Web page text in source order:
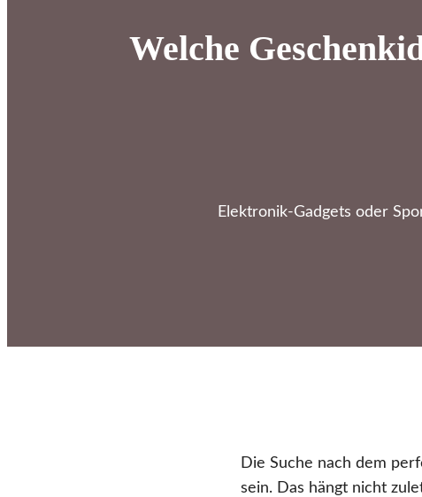
Welche
Elektronik-Gadgets oder
Die Suche nach dem
sein. Das hängt nicht